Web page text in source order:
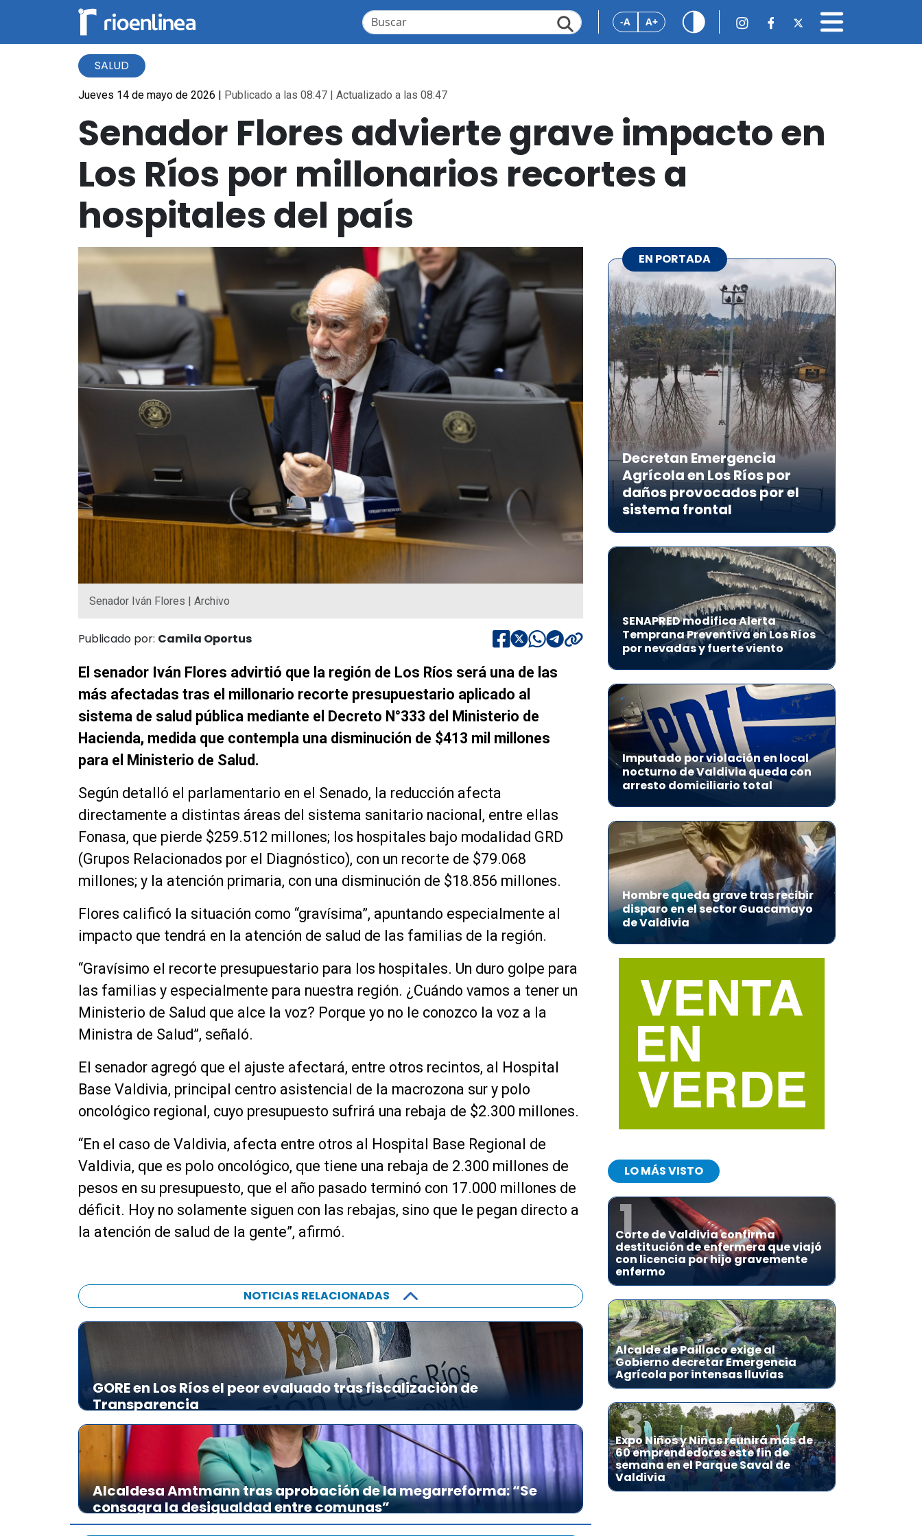
-A A+
SALUD
Jueves 14 de mayo de 2026 | Publicado a las 08:47 | Actualizado a las 08:47
Senador Flores advierte grave impacto en
Los Ríos por millonarios recortes a
hospitales del país
Senador Iván Flores | Archivo
Publicado por: Camila Oportus
El senador Iván Flores advirtió que la región de Los Ríos será una de las
más afectadas tras el millonario recorte presupuestario aplicado al
sistema de salud pública mediante el Decreto N°333 del Ministerio de
Hacienda, medida que contempla una disminución de $413 mil millones
para el Ministerio de Salud.
Según detalló el parlamentario en el Senado, la reducción afecta
directamente a distintas áreas del sistema sanitario nacional, entre ellas
Fonasa, que pierde $259.512 millones; los hospitales bajo modalidad GRD
(Grupos Relacionados por el Diagnóstico), con un recorte de $79.068
millones; y la atención primaria, con una disminución de $18.856 millones.
Flores calificó la situación como “gravísima”, apuntando especialmente al
impacto que tendrá en la atención de salud de las familias de la región.
“Gravísimo el recorte presupuestario para los hospitales. Un duro golpe para
las familias y especialmente para nuestra región. ¿Cuándo vamos a tener un
Ministerio de Salud que alce la voz? Porque yo no le conozco la voz a la
Ministra de Salud”, señaló.
El senador agregó que el ajuste afectará, entre otros recintos, al Hospital
Base Valdivia, principal centro asistencial de la macrozona sur y polo
oncológico regional, cuyo presupuesto sufrirá una rebaja de $2.300 millones.
“En el caso de Valdivia, afecta entre otros al Hospital Base Regional de
Valdivia, que es polo oncológico, que tiene una rebaja de 2.300 millones de
pesos en su presupuesto, que el año pasado terminó con 17.000 millones de
déficit. Hoy no solamente siguen con las rebajas, sino que le pegan directo a
la atención de salud de la gente”, afirmó.
NOTICIAS RELACIONADAS
GORE en Los Ríos el peor evaluado tras fiscalización de
Transparencia
Alcaldesa Amtmann tras aprobación de la megarreforma: “Se
consagra la desigualdad entre comunas”
EN PORTADA
Decretan Emergencia
Agrícola en Los Ríos por
daños provocados por el
sistema frontal
SENAPRED modifica Alerta
Temprana Preventiva en Los Ríos
por nevadas y fuerte viento
Imputado por violación en local
nocturno de Valdivia queda con
arresto domiciliario total
Hombre queda grave tras recibir
disparo en el sector Guacamayo
de Valdivia
LO MÁS VISTO
1
Corte de Valdivia confirma
destitución de enfermera que viajó
con licencia por hijo gravemente
enfermo
2
Alcalde de Paillaco exige al
Gobierno decretar Emergencia
Agrícola por intensas lluvias
3
Expo Niños y Niñas reunirá más de
60 emprendedores este fin de
semana en el Parque Saval de
Valdivia